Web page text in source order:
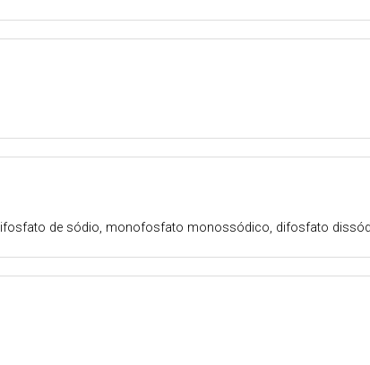
de sódio, monofosfato monossódico, difosfato